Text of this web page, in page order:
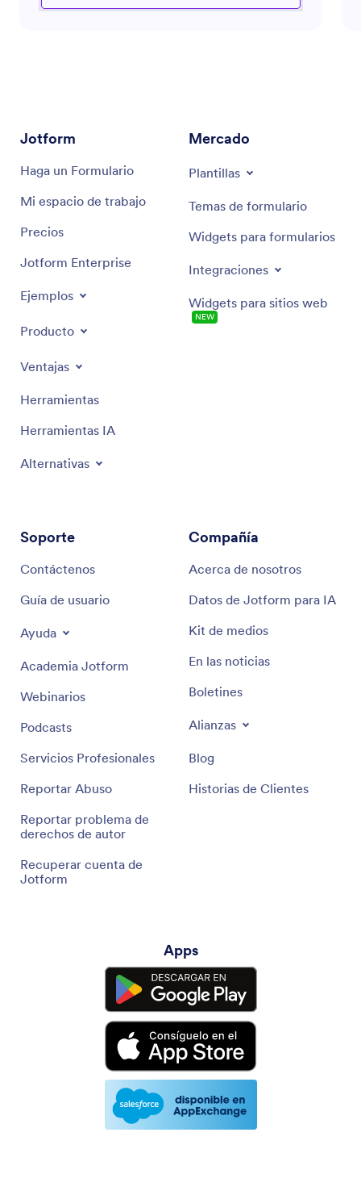
Jotform
Haga un Formulario
Mi espacio de trabajo
Precios
Jotform Enterprise
Ejemplos
Producto
Ventajas
Herramientas
Herramientas IA
Alternativas
Mercado
Plantillas
Temas de formulario
Widgets para formularios
Integraciones
Widgets para sitios web
NEW
Soporte
Contáctenos
Guía de usuario
Ayuda
Academia Jotform
Webinarios
Podcasts
Servicios Profesionales
Reportar Abuso
Reportar problema de
derechos de autor
Recuperar cuenta de
Jotform
Compañía
Acerca de nosotros
Datos de Jotform para IA
Kit de medios
En las noticias
Boletines
Alianzas
Blog
Historias de Clientes
Apps